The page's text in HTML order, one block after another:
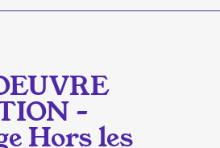
–
Hors les